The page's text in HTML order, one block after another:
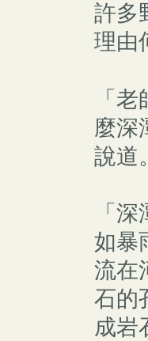
許多
理由
「
麼深
說道。
「
如暴
流在
石的
成岩